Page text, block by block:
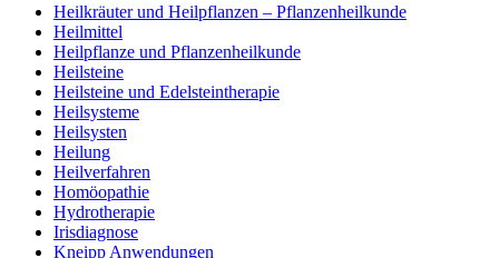
Heilkräuter und Heilpflanzen – Pflanzenheilkunde
Heilmittel
Heilpflanze und Pflanzenheilkunde
Heilsteine
Heilsteine und Edelsteintherapie
Heilsysteme
Heilsysten
Heilung
Heilverfahren
Homöopathie
Hydrotherapie
Irisdiagnose
Kneipp Anwendungen